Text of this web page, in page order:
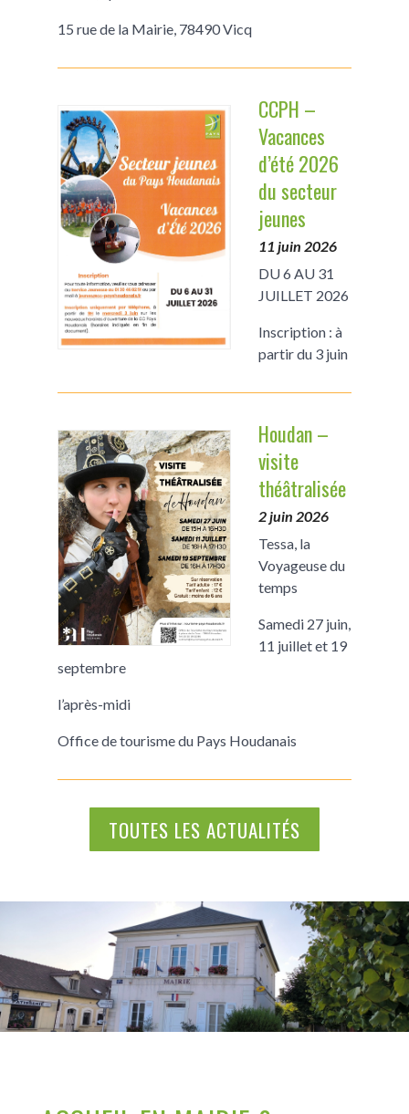
15 rue de la Mairie, 78490 Vicq
CCPH –
Vacances
d’été 2026
du secteur
jeunes
11 juin 2026
DU 6 AU 31
JUILLET 2026
Inscription : à
partir du 3 juin
Houdan –
visite
théâtralisée
2 juin 2026
Tessa, la
Voyageuse du
temps
Samedi 27 juin,
11 juillet et 19
septembre
l’après-midi
Office de tourisme du Pays Houdanais
TOUTES LES ACTUALITÉS